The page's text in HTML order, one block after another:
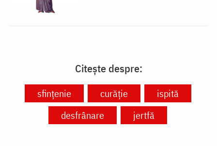
Citește despre:
sfințenie curăție
ispită
desfrânare
jertfă